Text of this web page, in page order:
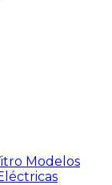
Modelos